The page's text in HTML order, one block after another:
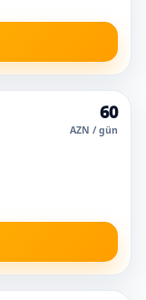
60
AZN / gün